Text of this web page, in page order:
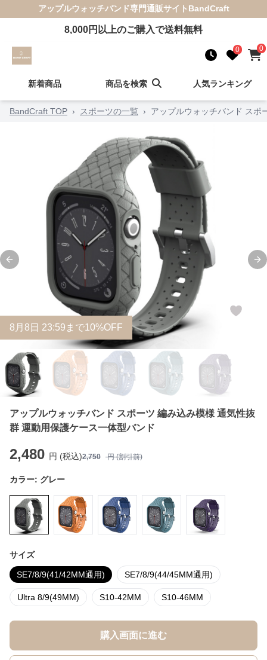
アップルウォッチバンド専門通販サイト BandCraft
8,000円以上のご購入で送料無料
0 0
新着商品 商品を検索 人気ランキング
BandCraft TOP › スポーツの一覧 › アップルウォッチバンド スポ
Previous slide
8 月 8 日 23:59まで10%OFF
アップルウォッチバンド スポーツ 編み込み模様 通気性抜
群 運動用保護ケース一体型バンド
2,480 円 (税込)2,750 円 (割引前)
カラー: グレー
サイズ
SE7/8/9(41/42MM通用) SE7/8/9(44/45MM通用)
Ultra 8/9(49MM) S10-42MM S10-46MM
購入画面に進む